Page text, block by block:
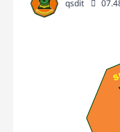
qsdit